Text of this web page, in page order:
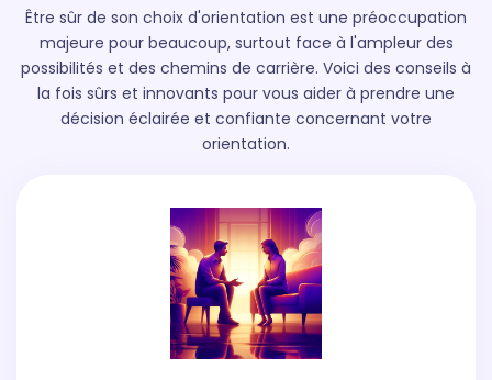
Être sûr de son choix d'orientation est une préoccupation
majeure pour beaucoup, surtout face à l'ampleur des
possibilités et des chemins de carrière. Voici des conseils à
la fois sûrs et innovants pour vous aider à prendre une
décision éclairée et confiante concernant votre
orientation.